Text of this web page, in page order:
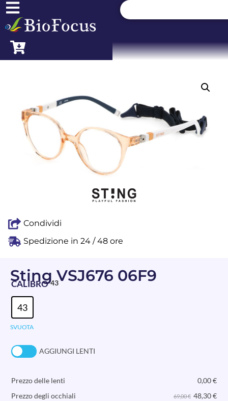
Condividi
Spedizione in 24 / 48 ore
Sting VSJ676 06F9
CALIBRO 43
43
SVUOTA
AGGIUNGI LENTI
Prezzo delle lenti 0,00€
Prezzo degli occhiali
69,00 € 48,30€